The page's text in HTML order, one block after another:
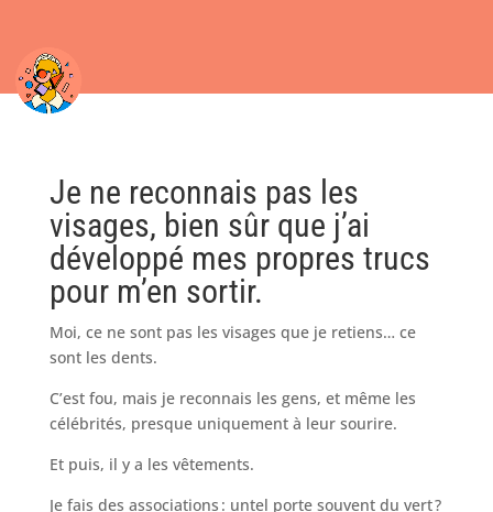
Je ne reconnais pas les
visages, bien sûr que j’ai
développé mes propres trucs
pour m’en sortir.
Moi, ce ne sont pas les visages que je retiens… ce
sont les dents.
C’est fou, mais je reconnais les gens, et même les
célébrités, presque uniquement à leur sourire.
Et puis, il y a les vêtements.
Je fais des associations : untel porte souvent du vert ?